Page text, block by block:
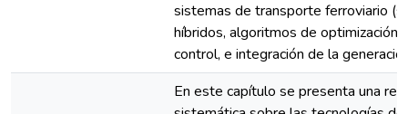
sistemas de transporte ferroviario
híbridos, algoritmos de optimización
control, e integración de la
En este capítulo se presenta una